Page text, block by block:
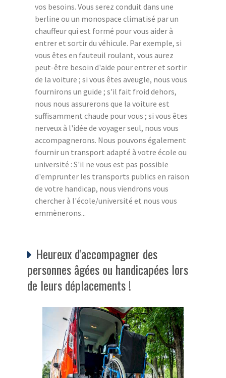
vos besoins. Vous serez conduit dans une
berline ou un monospace climatisé par un
chauffeur qui est formé pour vous aider à
entrer et sortir du véhicule. Par exemple, si
vous êtes en fauteuil roulant, vous aurez
peut-être besoin d'aide pour entrer et sortir
de la voiture ; si vous êtes aveugle, nous vous
fournirons un guide ; s'il fait froid dehors,
nous nous assurerons que la voiture est
suffisamment chaude pour vous ; si vous êtes
nerveux à l'idée de voyager seul, nous vous
accompagnerons. Nous pouvons également
fournir un transport adapté à votre école ou
université : S'il ne vous est pas possible
d'emprunter les transports publics en raison
de votre handicap, nous viendrons vous
chercher à l'école/université et nous vous
emmènerons...
Heureux d'accompagner des
personnes âgées ou handicapées lors
de leurs déplacements !